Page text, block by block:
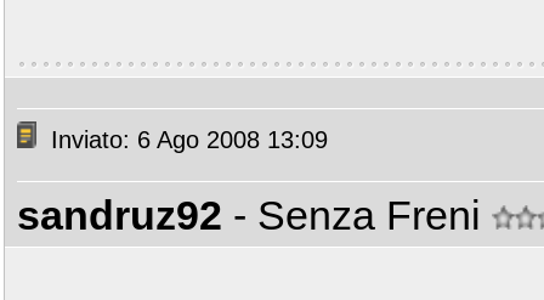
Inviato: 6 Ago 2008 13:09
sandruz92 - Senza Freni